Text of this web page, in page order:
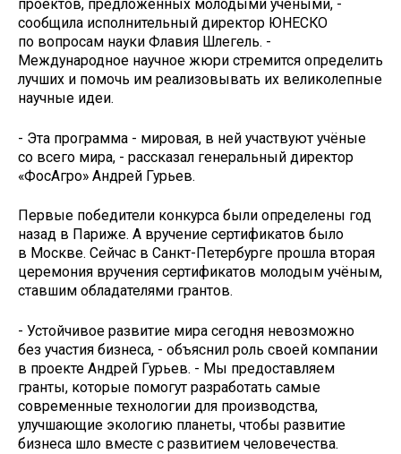
проектов, предложенных молодыми учёными, -
сообщила исполнительный директор ЮНЕСКО
по вопросам науки Флавия Шлегель. -
Международное научное жюри стремится определить
лучших и помочь им реализовывать их великолепные
научные идеи.
- Эта программа - мировая, в ней участвуют учёные
со всего мира, - рассказал генеральный директор
«ФосАгро» Андрей Гурьев.
Первые победители конкурса были определены год
назад в Париже. А вручение сертификатов было
в Москве. Сейчас в Санкт-Петербурге прошла вторая
церемония вручения сертификатов молодым учёным,
ставшим обладателями грантов.
- Устойчивое развитие мира сегодня невозможно
без участия бизнеса, - объяснил роль своей компании
в проекте Андрей Гурьев. - Мы предоставляем
гранты, которые помогут разработать самые
современные технологии для производства,
улучшающие экологию планеты, чтобы развитие
бизнеса шло вместе с развитием человечества.